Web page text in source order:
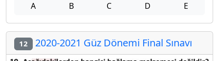
A B C D E
12 2020-2021 Güz Dönemi Final Sınavı